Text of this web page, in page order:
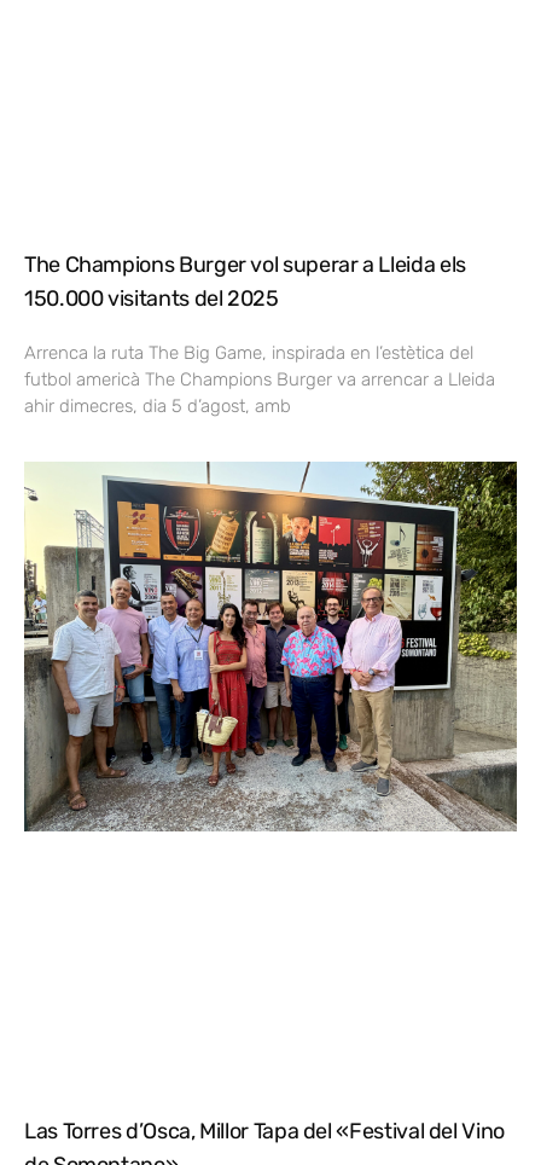
The Champions Burger vol superar a Lleida els
150.000 visitants del 2025
Arrenca la ruta The Big Game, inspirada en l’estètica del
futbol americà The Champions Burger va arrencar a Lleida
ahir dimecres, dia 5 d’agost, amb
Las Torres d’Osca, Millor Tapa del «Festival del Vino